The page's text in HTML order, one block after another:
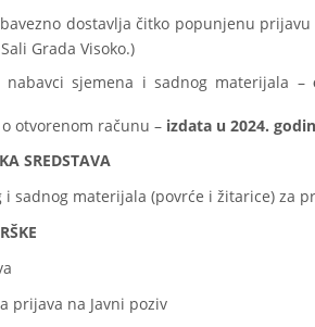
dostavlja čitko popunjenu
Grada Visoko.)
nabavci sjemena i sadnog materijala –
otvorenom računu – izdata u 2024.
SREDSTAVA
i sadnog materijala (povrće i žitarice) za
prijava na Javni poziv